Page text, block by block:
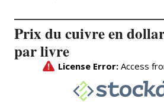
Prix du cuivre en
par livre